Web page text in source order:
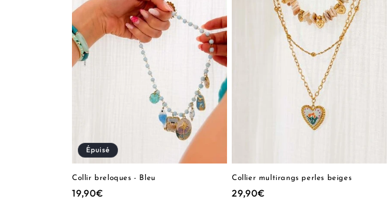
e
c
t
n
:
Épuisé
Collir breloques - Bleu
Prix
19,90€
Collier multirangs perles beiges
Prix
29,90€